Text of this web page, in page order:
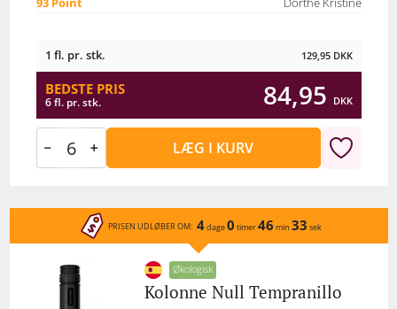
93 Point Dorthe Kristine
1 fl. pr. stk. 129,95 DKK
BEDSTE PRIS
6 fl. pr. stk. 84,95 DKK
LÆG I KURV
PRISEN UDLØBER OM: 4dage0 timer46 min 33 sek
Økologisk
Kolonne Null Tempranillo